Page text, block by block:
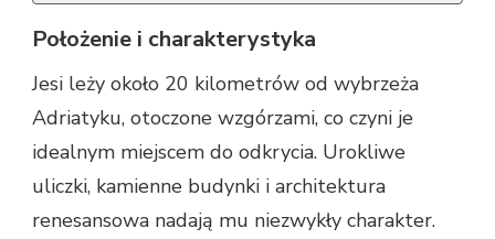
Położenie i charakterystyka
Jesi leży około 20 kilometrów od wybrzeża
Adriatyku, otoczone wzgórzami, co czyni je
idealnym miejscem do odkrycia. Urokliwe
uliczki, kamienne budynki i architektura
renesansowa nadają mu niezwykły charakter.